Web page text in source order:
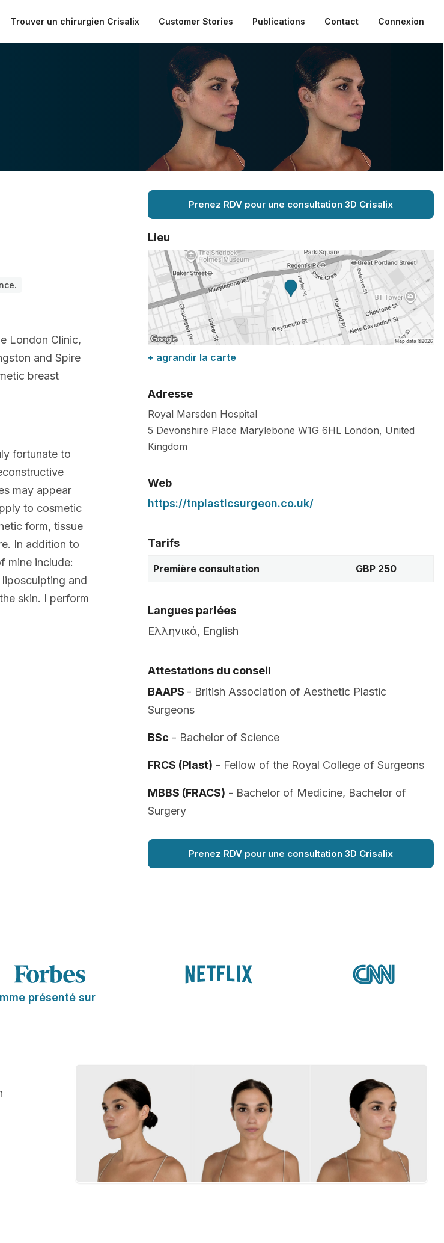
Trouver un chirurgien Crisalix Customer Stories Publications Contact Connexion
London Clinic,
and Spire
breast
fortunate to
may appear
to cosmetic
form, tissue
In addition to
mine include:
and
skin. I perform
Prenez RDV pour une consultation 3D Crisalix
Lieu
+ agrandir la carte
Adresse
Royal Marsden Hospital
5 Devonshire Place Marylebone W1G 6HL London, United
Kingdom
Web
https://tnplasticsurgeon.co.uk/
Tarifs
Première consultation GBP 250
Langues parlées
Ελληνικά, English
Attestations du conseil
BAAPS - British Association of Aesthetic Plastic
Surgeons
BSc - Bachelor of Science
FRCS (Plast) - Fellow of the Royal College of Surgeons
MBBS (FRACS) - Bachelor of Medicine, Bachelor of
Surgery
Prenez RDV pour une consultation 3D Crisalix
présenté sur